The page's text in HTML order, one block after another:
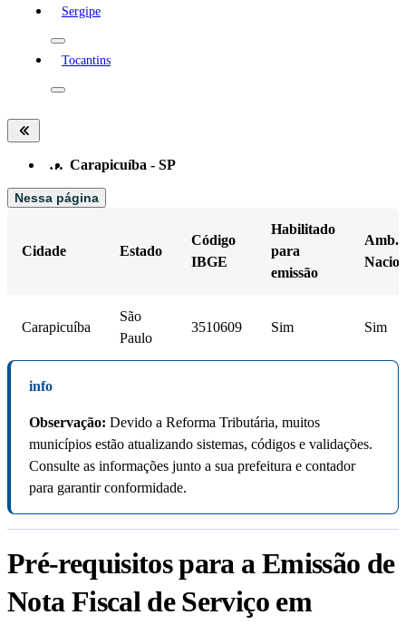
Sergipe
Tocantins
… Carapicuíba - SP
Nessa página
Cidade Estado
Código
IBGE
Habilitado
para
emissão
Amb.
Carapicuíba
São
Paulo
3510609 Sim Sim
info
Observação: Devido a Reforma Tributária, muitos
municípios estão atualizando sistemas, códigos e validações.
Consulte as informações junto a sua prefeitura e contador
para garantir conformidade.
Pré-requisitos para a Emissão de
Nota Fiscal de Serviço em